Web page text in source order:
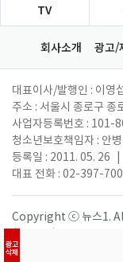
광고
삭제
TV
회사소개 광고/
대표이사/발행인 : 이영
주소 : 서울시 종로구
사업자등록번호 : 101-
청소년보호책임자 : 안
등록일 : 2011. 05. 26
대표 전화 : 02-397-
Copyright ⓒ 뉴스1.
활용 금지.